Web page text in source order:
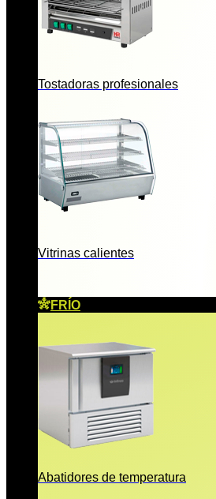
Tostadoras profesionales
Vitrinas calientes
FRÍO
Abatidores de temperatura